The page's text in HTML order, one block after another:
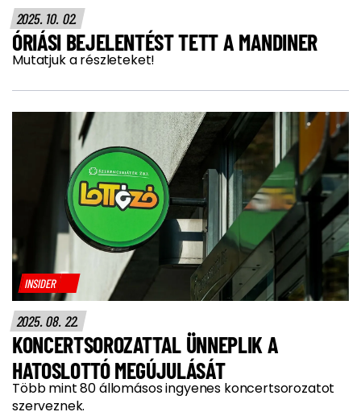
2025. 10. 02.
ÓRIÁSI BEJELENTÉST TETT A MANDINER
Mutatjuk a részleteket!
INSIDER
2025. 08. 22.
KONCERTSOROZATTAL ÜNNEPLIK A
HATOSLOTTÓ MEGÚJULÁSÁT
Több mint 80 állomásos ingyenes koncertsorozatot
szerveznek.